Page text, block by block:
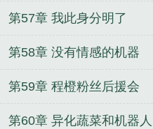
第57章 我此身分明了
第58章 没有情感的机器
第59章 程橙粉丝后援会
第60章 异化蔬菜和机器人